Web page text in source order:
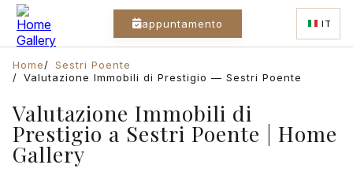
appuntamento IT
Home
Sestri Poente
Valutazione Immobili di Prestigio — Sestri Poente
Valutazione Immobili di
Prestigio a Sestri Poente | Home
Gallery